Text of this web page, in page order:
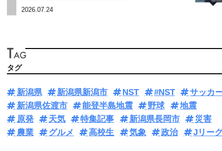
2026.07.24
タグ
新潟県 新潟県新潟市 NST #NST
サッカ
新潟県佐渡市
能登半島地震 野球
地震
原発
天気 特集記事 新潟県長岡市
災害
農業
グルメ 高校生 気象 政治 Jリー